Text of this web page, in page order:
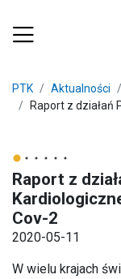
PTK Aktualności
Raport z działań
Raport z
Cov-2
2020-05-11
W wielu krajach